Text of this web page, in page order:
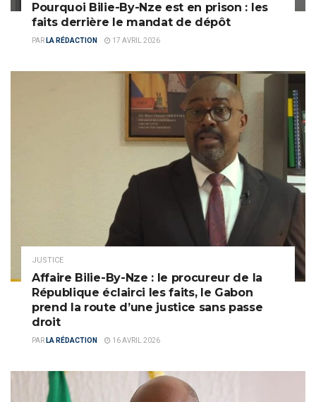
Pourquoi Bilie-By-Nze est en prison : les
faits derrière le mandat de dépôt
PAR LA RÉDACTION 17 AVRIL 2026
JUSTICE
Affaire Bilie-By-Nze : le procureur de la
République éclairci les faits, le Gabon
prend la route d’une justice sans passe
droit
PAR LA RÉDACTION 16 AVRIL 2026